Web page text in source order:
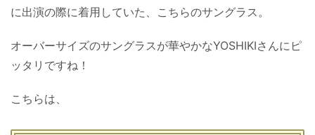
に出演の際に着用していた、こちらのサングラス。
オーバーサイズのサングラスが華やかなYOSHIKIさんにピ
ッタリですね！
こちらは、